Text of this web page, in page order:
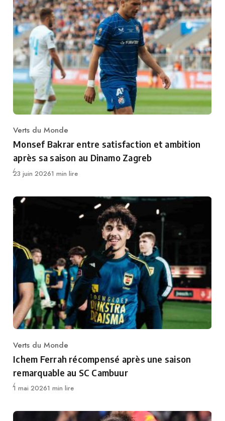
Category
Verts du Monde
Monsef Bakrar entre satisfaction et ambition
après sa saison au Dinamo Zagreb
Publié
23 juin 20261 min lire
Category
Verts du Monde
Ichem Ferrah récompensé après une saison
remarquable au SC Cambuur
Publié
1 mai 20261 min lire